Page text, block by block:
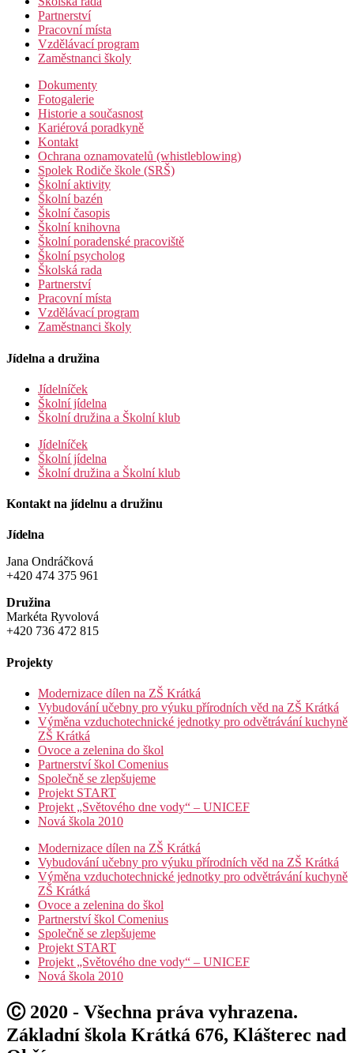
Partnerství
Pracovní místa
Vzdělávací program
Zaměstnanci školy
Dokumenty
Fotogalerie
Historie a současnost
Kariérová poradkyně
Kontakt
Ochrana oznamovatelů (whistleblowing)
Spolek Rodiče škole (SRŠ)
Školní aktivity
Školní bazén
Školní časopis
Školní knihovna
Školní poradenské pracoviště
Školní psycholog
Školská rada
Partnerství
Pracovní místa
Vzdělávací program
Zaměstnanci školy
Jídelna a družina
Jídelníček
Školní jídelna
Školní družina a Školní klub
Jídelníček
Školní jídelna
Školní družina a Školní klub
Kontakt na jídelnu a družinu
Jídelna
Jana Ondráčková
+420 474 375 961
Družina
Markéta Ryvolová
+420 736 472 815
Projekty
Modernizace dílen na ZŠ Krátká
Vybudování učebny pro výuku přírodních věd na ZŠ Krátká
Výměna vzduchotechnické jednotky pro odvětrávání kuchyně
ZŠ Krátká
Ovoce a zelenina do škol
Partnerství škol Comenius
Společně se zlepšujeme
Projekt START
Projekt „Světového dne vody“ – UNICEF
Nová škola 2010
Modernizace dílen na ZŠ Krátká
Vybudování učebny pro výuku přírodních věd na ZŠ Krátká
Výměna vzduchotechnické jednotky pro odvětrávání kuchyně
ZŠ Krátká
Ovoce a zelenina do škol
Partnerství škol Comenius
Společně se zlepšujeme
Projekt START
Projekt „Světového dne vody“ – UNICEF
Nová škola 2010
Ⓒ 2020 - Všechna práva vyhrazena.
Základní škola Krátká 676, Klášterec nad